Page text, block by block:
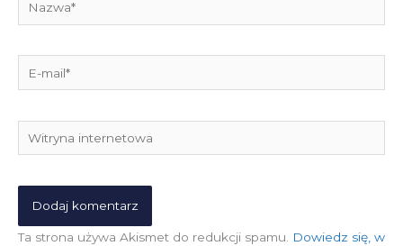
mail*
Witryna
internetowa
Ta strona używa Akismet do redukcji spamu. Dowiedz się, w